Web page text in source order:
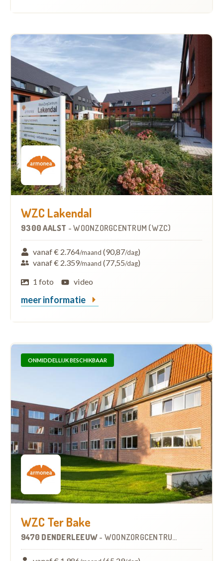
WZC Lakendal
9300 AALST -WOONZORGCENTRUM (WZC)
vanaf € 2.764/maand (90,87/dag)
vanaf € 2.359/maand (77,55/dag)
1 foto
video
meer informatie
ONMIDDELLIJK BESCHIKBAAR
WZC Ter Bake
9470 DENDERLEEUW - WOONZORGCENTRUM (WZC)